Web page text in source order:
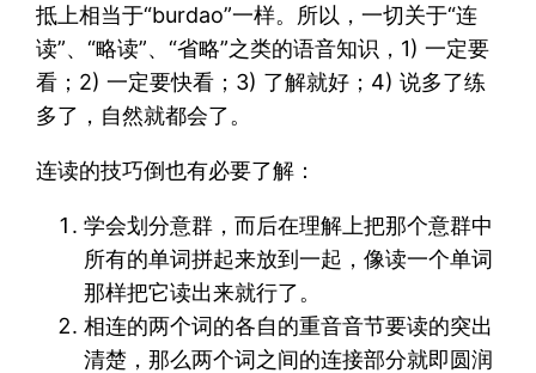
抵上相当于“burdao”一样。所以，一切关于“连
读”、“略读”、“省略”之类的语音知识，1) 一定要
看；2) 一定要快看；3) 了解就好；4) 说多了练
多了，自然就都会了。
连读的技巧倒也有必要了解：
学会划分意群，而后在理解上把那个意群中
所有的单词拼起来放到一起，像读一个单词
那样把它读出来就行了。
相连的两个词的各自的重音音节要读的突出
清楚，那么两个词之间的连接部分就即圆润